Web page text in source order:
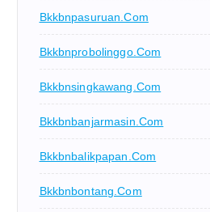
Bkkbnpasuruan.com
Bkkbnprobolinggo.com
Bkkbnsingkawang.com
Bkkbnbanjarmasin.com
Bkkbnbalikpapan.com
Bkkbnbontang.com